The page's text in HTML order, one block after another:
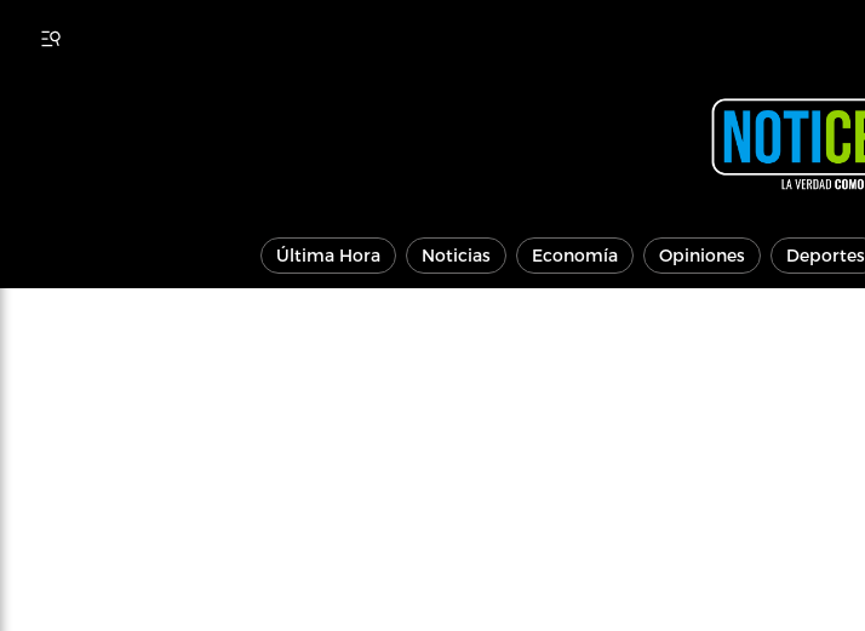
Última Hora Noticias Economía Opiniones Deportes